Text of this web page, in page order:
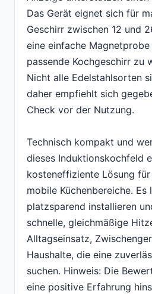
Das Gerät eignet sich für
Geschirr zwischen 12 und
eine einfache
passende Kochgeschirr zu
Nicht alle Edelstahlsorten
daher empfiehlt sich
Check vor der Nutzung.
Technisch kompakt und
dieses Induktionskochfeld
kosteneffiziente Lösung
mobile Küchenbereiche. Es
platzsparend installieren
schnelle, gleichmäßige
Alltagseinsatz,
Haushalte, die eine
suchen. Hinweis: Die
eine positive Erfahrung